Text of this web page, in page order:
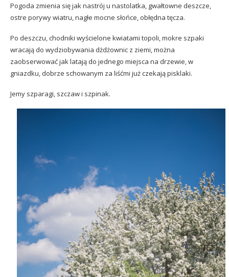
Pogoda zmienia się jak nastrój u nastolatka, gwałtowne deszcze,
ostre porywy wiatru, nagłe mocne słońce, obłędna tęcza.
Po deszczu, chodniki wyścielone kwiatami topoli, mokre szpaki
wracają do wydziobywania dżdżownic z ziemi, można
zaobserwować jak latają do jednego miejsca na drzewie, w
gniazdku, dobrze schowanym za liśćmi już czekają pisklaki.
Jemy szparagi, szczaw i szpinak.